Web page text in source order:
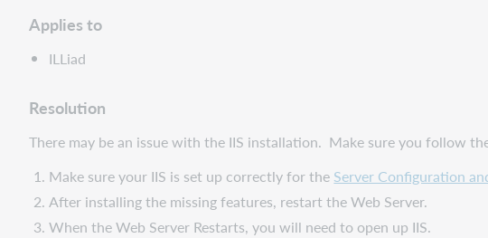
Applies to
ILLiad
Resolution
There may be an issue with the IIS installation. Make sure you follow
Make sure your IIS is set up correctly for the Server Configuration
After installing the missing features, restart the Web Server.
When the Web Server Restarts, you will need to open up IIS.